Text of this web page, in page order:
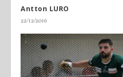
Antton LURO
22/12/2016